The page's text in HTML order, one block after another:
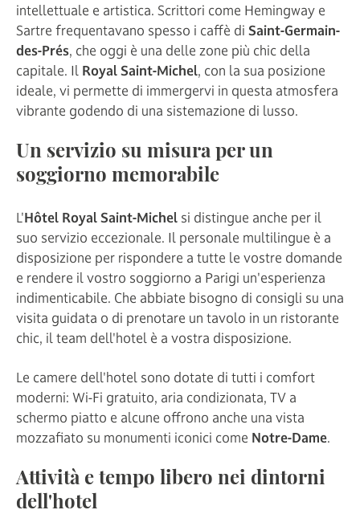
intellettuale e artistica. Scrittori come Hemingway e
Sartre frequentavano spesso i caffè di Saint-Germain-
des-Prés, che oggi è una delle zone più chic della
capitale. Il Royal Saint-Michel, con la sua posizione
ideale, vi permette di immergervi in questa atmosfera
vibrante godendo di una sistemazione di lusso.
Un servizio su misura per un
soggiorno memorabile
L'Hôtel Royal Saint-Michel si distingue anche per il
suo servizio eccezionale. Il personale multilingue è a
disposizione per rispondere a tutte le vostre domande
e rendere il vostro soggiorno a Parigi un'esperienza
indimenticabile. Che abbiate bisogno di consigli su una
visita guidata o di prenotare un tavolo in un ristorante
chic, il team dell'hotel è a vostra disposizione.
Le camere dell'hotel sono dotate di tutti i comfort
moderni: Wi-Fi gratuito, aria condizionata, TV a
schermo piatto e alcune offrono anche una vista
mozzafiato su monumenti iconici come Notre-Dame.
Attività e tempo libero nei dintorni
dell'hotel